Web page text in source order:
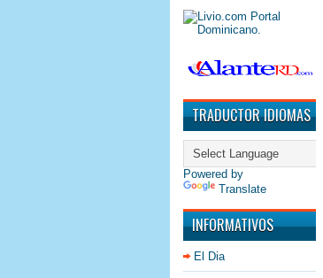
TRADUCTOR IDIOMAS
Powered by
Translate
INFORMATIVOS
El Dia